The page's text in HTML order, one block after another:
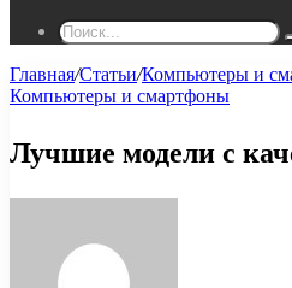
Главная/Статьи/Компьютеры и
Компьютеры и смартфоны
Лучшие модели с